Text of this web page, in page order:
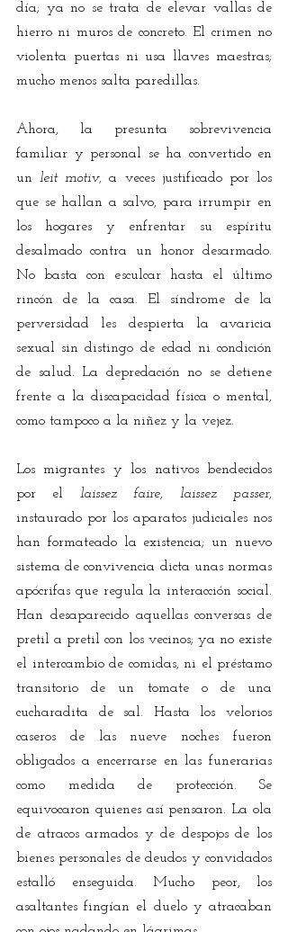
día; ya no se trata de elevar vallas de
hierro ni muros de concreto. El crimen no
violenta puertas ni usa llaves maestras;
mucho menos salta paredillas.
Ahora, la presunta sobrevivencia
familiar y personal se ha convertido en
un leit motiv, a veces justificado por los
que se hallan a salvo, para irrumpir en
los hogares y enfrentar su espíritu
desalmado contra un honor desarmado.
No basta con esculcar hasta el último
rincón de la casa. El síndrome de la
perversidad les despierta la avaricia
sexual sin distingo de edad ni condición
de salud. La depredación no se detiene
frente a la discapacidad física o mental,
como tampoco a la niñez y la vejez.
Los migrantes y los nativos bendecidos
por el laissez faire, laissez passer,
instaurado por los aparatos judiciales nos
han formateado la existencia; un nuevo
sistema de convivencia dicta unas normas
apócrifas que regula la interacción social.
Han desaparecido aquellas conversas de
pretil a pretil con los vecinos; ya no existe
el intercambio de comidas, ni el préstamo
transitorio de un tomate o de una
cucharadita de sal. Hasta los velorios
caseros de las nueve noches fueron
obligados a encerrarse en las funerarias
como medida de protección. Se
equivocaron quienes así pensaron. La ola
de atracos armados y de despojos de los
bienes personales de deudos y convidados
estalló enseguida. Mucho peor, los
asaltantes fingían el duelo y atracaban